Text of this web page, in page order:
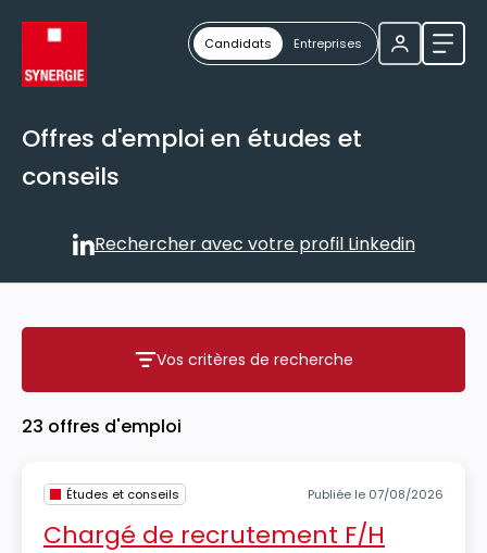
Candidats Entreprises
Offres d'emploi en études et
conseils
Rechercher avec votre
Rechercher avec votre profil Linkedin
Vos critères de recherche
Vos critères de recherche
23 offres d'emploi
Études et conseils Publiée le 07/08/2026
Chargé de recrutement F/H